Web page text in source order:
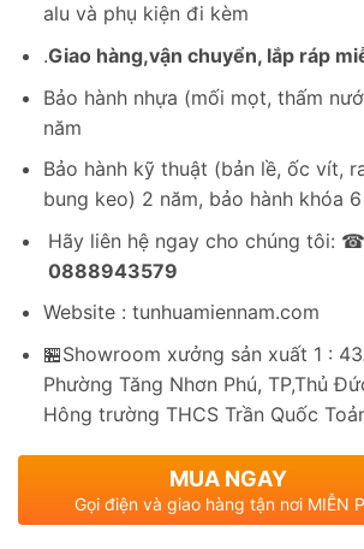
alu và phụ kiện đi kèm
.Giao hàng,vận chuyển, lắp ráp
Bảo hành nhựa (mối mọt, thấm
năm
Bảo hành kỹ thuật (bản lề, ốc vít,
bung keo) 2 năm, bảo hành khóa
Hãy liên hệ ngay cho chúng tôi: ☎
0888943579
Website : tunhuamiennam.com
🏪Showroom xưởng sản xuất 1 :
Phường Tăng Nhơn Phú, TP,Thủ
Hông trường THCS Trần Quốc
MUA NGAY
Gọi điện và giao hàng tận nơi MIỄN